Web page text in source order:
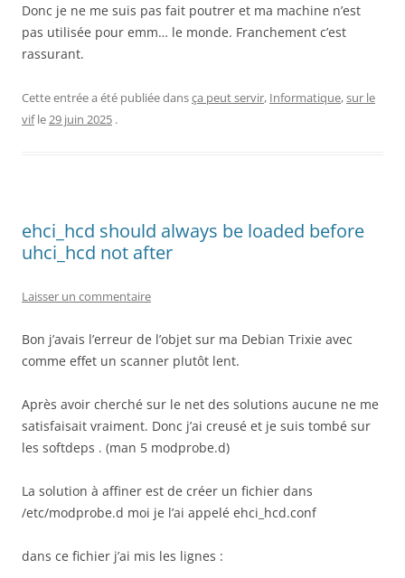
Donc je ne me suis pas fait poutrer et ma machine n’est
pas utilisée pour emm… le monde. Franchement c’est
rassurant.
Cette entrée a été publiée dansça peut servir, Informatique,sur le
vifle29 juin 2025 .
ehci_hcd should always be loaded before
uhci_hcd not after
Laisser un commentaire
Bon j’avais l’erreur de l’objet sur ma Debian Trixie avec
comme effet un scanner plutôt lent.
Après avoir cherché sur le net des solutions aucune ne me
satisfaisait vraiment. Donc j’ai creusé et je suis tombé sur
les softdeps . (man 5 modprobe.d)
La solution à affiner est de créer un fichier dans
/etc/modprobe.d moi je l’ai appelé ehci_hcd.conf
dans ce fichier j’ai mis les lignes :